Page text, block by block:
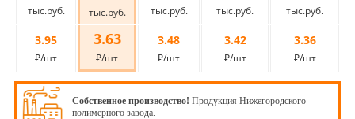
тыс.руб. тыс.руб. тыс.руб. тыс.руб. тыс.руб.
3.95
₽/шт
3.63
₽/шт
3.48
₽/шт
3.42
₽/шт
3.36
₽/шт
Собственное производство! Продукция Нижегородского
полимерного завода.